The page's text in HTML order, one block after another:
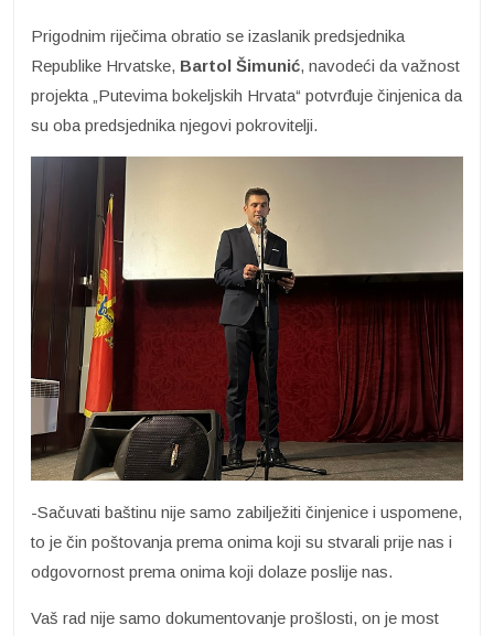
Prigodnim riječima obratio se izaslanik predsjednika
Republike Hrvatske, Bartol Šimunić, navodeći da važnost
projekta „Putevima bokeljskih Hrvata“ potvrđuje činjenica da
su oba predsjednika njegovi pokrovitelji.
-Sačuvati baštinu nije samo zabilježiti činjenice i uspomene,
to je čin poštovanja prema onima koji su stvarali prije nas i
odgovornost prema onima koji dolaze poslije nas.
Vaš rad nije samo dokumentovanje prošlosti, on je most